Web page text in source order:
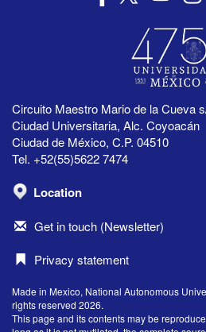
Circuito Maestro Mario de la Cueva
Ciudad Universitaria, Alc. Coyoacán
Ciudad de México, C.P. 04510
Tel. +52(55)5622 7474
Location
Get in touch (Newsletter)
Privacy statement
Made in Mexico, National Autonomous
rights reserved 2026.
This page and its contents may be